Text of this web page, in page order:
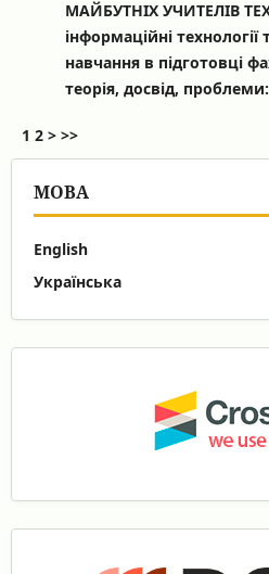
МАЙБУТНІХ УЧИТЕЛІВ
інформаційні
навчання в підготовці
теорія, досвід,
1 2 > >>
МОВА
English
Українська